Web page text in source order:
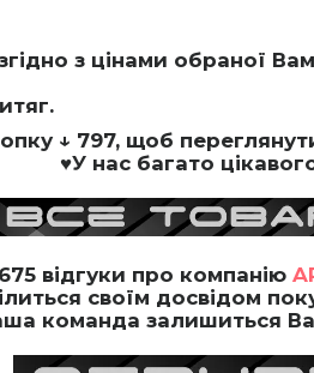
з цінами обраної
↓ 797, щоб
♥У нас багато
675 відгуки про компанію
своїм досвідом
команда залишиться